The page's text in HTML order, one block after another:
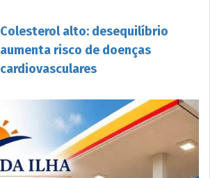
Colesterol alto: desequilíbrio
aumenta risco de doenças
cardiovasculares